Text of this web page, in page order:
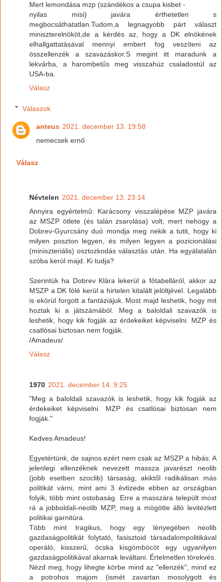
Mert lemondása mzp (szándékos a csupa kisbet -
nyilas misi) javára érthetetlen s
megbocsáthatatlan.Tudom,a legnagyobb párt választ
miniszterelnököt,de a kérdés az, hogy a DK elnökének
elhallgattatásával mennyi embert fog veszíteni az
összellenzék a szavazáskor.S megint itt maradunk a
lekvárba, a harombetűs meg visszahúz csaladostúl az
USA-ba.
Válasz
Válaszok
anteus 2021. december 13. 19:58
nemecsek ernő
Válasz
Névtelen 2021. december 13. 23:14
Annyira egyértelmû: Karácsony visszalépése MZP javára
az MSZP ötlete (és talán zsarolása) volt, mert nehogy a
Dobrev-Gyurcsány duó mondja meg nekik a tutit, hogy ki
milyen poszton legyen, és milyen legyen a pozicionálási
(miniszteriális) osztozkodás választás után. Ha egyálatalán
szóba kerül majd. Ki tudja?
Szerintük ha Dobrev Klára lekerül a fôtabelláról, akkor az
MSZP a DK fölé kerül a hirtelen kitalált jelöltjével. Legalább
is ekörül forgott a fantáziájuk. Most majd leshetik, hogy mit
hoztak ki a játszámából. Meg a baloldali szavazók is
leshetik, hogy kik fogják az érdekeiket képviselni. MZP és
csatlósai biztosan nem fogják.
/Amadeus/
Válasz
1970 2021. december 14. 9:25
"Meg a baloldali szavazók is leshetik, hogy kik fogják az
érdekeiket képviselni. MZP és csatlósai biztosan nem
fogják."
Kedves Amadeus!
Egyetértünk, de sajnos ezért nem csak az MSZP a hibás. A
jelenlegi ellenzéknek nevezett massza javarészt neolib
(jobb esetben szoclib) társaság, akiktől radikálisan más
politikát várni, mint ami 3 évtizede ebben az országban
folyik, több mint ostobaság. Erre a masszára települt most
rá a jobboldali-neolib MZP, meg a mögötte álló levitézlett
politikai garnitúra.
Több mint tragikus, hogy egy lényegében neolib
gazdaságpolitikát folytató, fasisztoid társadalompolitikával
operáló, kisszerű, ócska kisgömböcöt egy ugyanilyen
gazdaságpolitikával akarnak leváltani. Értelmetlen törekvés.
Nézd meg, hogy lihegte körbe mind az "ellenzék", mind ez
a potrohos majom (ismét zavartan mosolygott és